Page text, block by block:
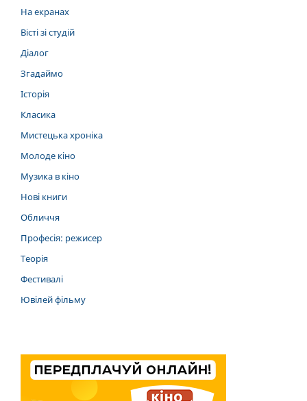
На екранах
Вісті зі студій
Діалог
Згадаймо
Історія
Класика
Мистецька хроніка
Молоде кіно
Музика в кіно
Нові книги
Обличчя
Професія: режисер
Теорія
Фестивалі
Ювілей фільму